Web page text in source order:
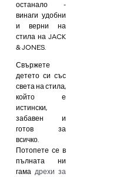
останало -
винаги удобни
и верни на
стила на JACK
& JONES.
Свържете
детето си със
света на стила,
който е
истински,
забавен и
готов за
всичко.
Потопете се в
пълната ни
гама дрехи за